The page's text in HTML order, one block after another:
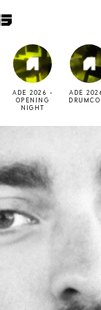
ADE 2026 -
OPENING
NIGHT
ADE